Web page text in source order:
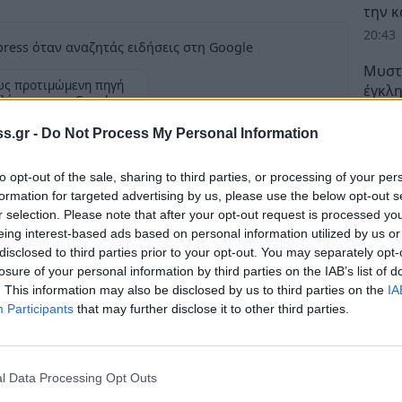
- Do Not Process My Personal Information
opt-out of the sale, sharing to third parties, or processing of your
for targeted advertising by us, please use the below opt-out
selection. Please note that after your opt-out request is processed
interest-based ads based on personal information utilized by us
to third parties prior to your opt-out. You may separately
of your personal information by third parties on the IAB’s list of
This information may also be disclosed by us to third parties on the
Participants that may further disclose it to other third parties.
Data Processing Opt Outs
όταν αναζητάς ειδήσεις στη Google
προτιμώμενη πηγή
της Google
Αθηνών, με την παρουσία του
εκπροσώπων της κυβέρνησης,
εκπροσώπων των κομμάτων, των
καθώς και εκπροσώπων επαγγελματιών,
με μεγάλη επιτυχία η
η Γενική Συνομοσπονδία
(ΓΣΕΒΕΕ) για τα 100 χρόνια από την
την
20:43